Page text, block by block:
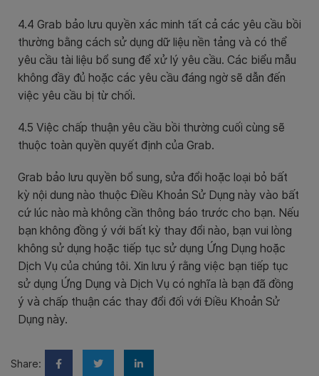
4.4 Grab bảo lưu quyền xác minh tất cả các yêu cầu bồi
thường bằng cách sử dụng dữ liệu nền tảng và có thể
yêu cầu tài liệu bổ sung để xử lý yêu cầu. Các biểu mẫu
không đầy đủ hoặc các yêu cầu đáng ngờ sẽ dẫn đến
việc yêu cầu bị từ chối.
4.5 Việc chấp thuận yêu cầu bồi thường cuối cùng sẽ
thuộc toàn quyền quyết định của Grab.
Grab bảo lưu quyền bổ sung, sửa đổi hoặc loại bỏ bất
kỳ nội dung nào thuộc Điều Khoản Sử Dụng này vào bất
cứ lúc nào mà không cần thông báo trước cho bạn. Nếu
bạn không đồng ý với bất kỳ thay đổi nào, bạn vui lòng
không sử dụng hoặc tiếp tục sử dụng Ứng Dụng hoặc
Dịch Vụ của chúng tôi. Xin lưu ý rằng việc bạn tiếp tục
sử dụng Ứng Dụng và Dịch Vụ có nghĩa là bạn đã đồng
ý và chấp thuận các thay đổi đối với Điều Khoản Sử
Dụng này.
Share: